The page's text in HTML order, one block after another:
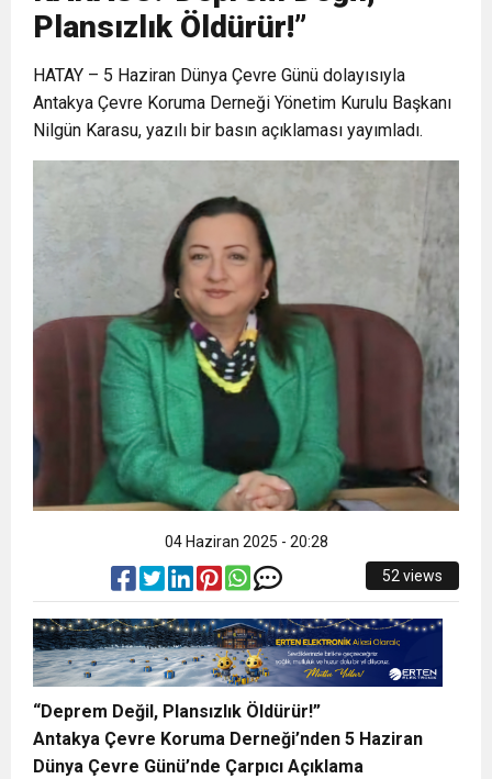
ve Onur Nişanesidir
6:19
CUMHURİYET BAYRAMI MESAJI
17:36 KURUMLAR VERGİSİ ERTELENDİ
DUYURUSU
CEYLANDERE’DE BAŞKAN EMRAH
KARAÇAY’A SEVGİ SELİ
18:22 BAŞKAN SAMİ ÜSTÜN’DEN
GÖNÜLLERE DOKUNAN ZİYARET
Plansızlık Öldürür!”
HATAY – 5 Haziran Dünya Çevre Günü dolayısıyla
Antakya Çevre Koruma Derneği Yönetim Kurulu Başkanı
Nilgün Karasu, yazılı bir basın açıklaması yayımladı.
04 Haziran 2025 - 20:28
52 views
“Deprem Değil, Plansızlık Öldürür!”
Antakya Çevre Koruma Derneği’nden 5 Haziran
Dünya Çevre Günü’nde Çarpıcı Açıklama